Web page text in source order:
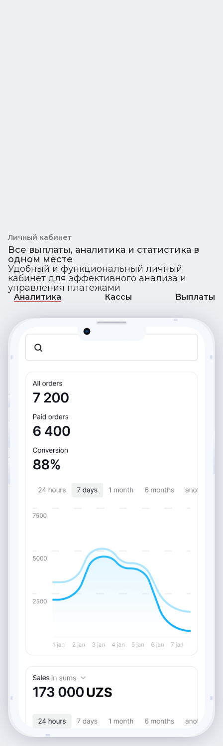
Личный кабинет
Aналитика Кассы Выплаты
Все выплаты, аналитика и статистика в
одном месте
Удобный и функциональный личный
кабинет для эффективного анализа и
управления платежами